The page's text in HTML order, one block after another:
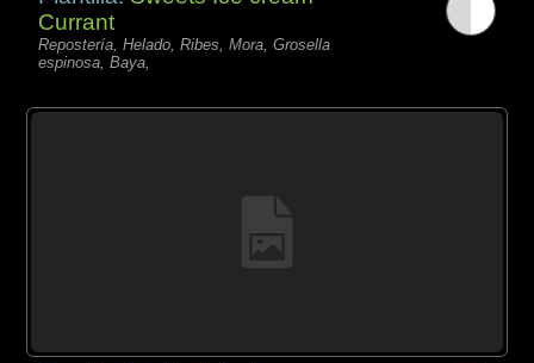
Currant
Repostería, Helado, Ribes, Mora, Grosella
espinosa, Baya,